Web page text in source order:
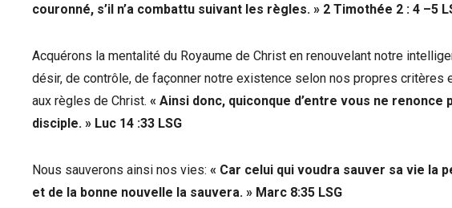
couronné, s’il n’a combattu suivant les règles. » 2 Timothée 2 : 4 –5
Acquérons la mentalité du Royaume de Christ en renouvelant notre
désir, de contrôle, de façonner notre existence selon nos propres critères
aux règles de Christ. « Ainsi donc, quiconque d’entre vous ne
disciple. » Luc 14 :33 LSG
Nous sauverons ainsi nos vies: « Car celui qui voudra sauver sa vie la
et de la bonne nouvelle la sauvera. » Marc 8:35 LSG